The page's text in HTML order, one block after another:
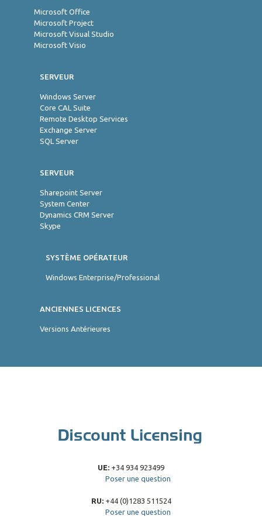
Microsoft Office
Microsoft Project
Microsoft Visual Studio
Microsoft Visio
SERVEUR
Windows Server
Core CAL Suite
Remote Desktop Services
Exchange Server
SQL Server
SERVEUR
Sharepoint Server
System Center
Dynamics CRM Server
Skype
SYSTÈME OPÉRATEUR
Windows Enterprise/Professional
ANCIENNES LICENCES
Versions Antérieures
UE: +34 934 923499
Poser une question
RU:+44 (0)1283 511524
Poser une question